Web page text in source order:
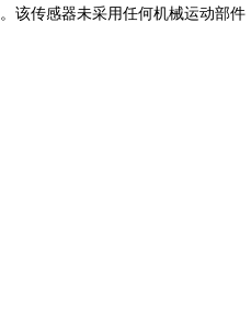
。该传感器未采用任何机械运动部件